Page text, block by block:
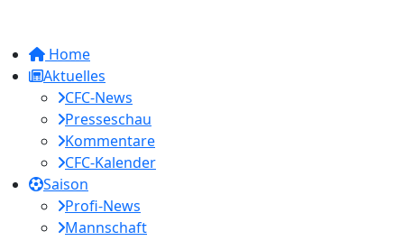
Home
Aktuelles
CFC-News
Presseschau
Kommentare
CFC-Kalender
Saison
Profi-News
Mannschaft